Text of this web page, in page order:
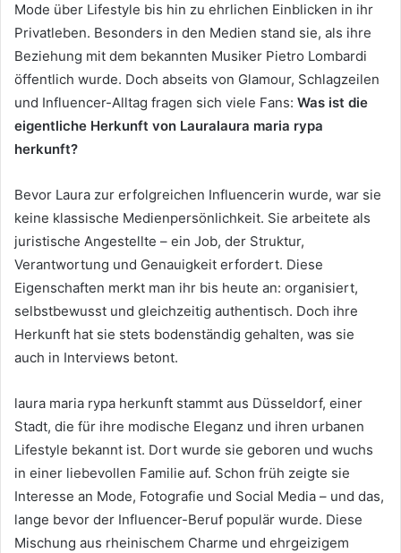
Mode über Lifestyle bis hin zu ehrlichen Einblicken in ihr
Privatleben. Besonders in den Medien stand sie, als ihre
Beziehung mit dem bekannten Musiker Pietro Lombardi
öffentlich wurde. Doch abseits von Glamour, Schlagzeilen
und Influencer-Alltag fragen sich viele Fans: Was ist die
eigentliche Herkunft von Lauralaura maria rypa
herkunft?
Bevor Laura zur erfolgreichen Influencerin wurde, war sie
keine klassische Medienpersönlichkeit. Sie arbeitete als
juristische Angestellte – ein Job, der Struktur,
Verantwortung und Genauigkeit erfordert. Diese
Eigenschaften merkt man ihr bis heute an: organisiert,
selbstbewusst und gleichzeitig authentisch. Doch ihre
Herkunft hat sie stets bodenständig gehalten, was sie
auch in Interviews betont.
laura maria rypa herkunft stammt aus Düsseldorf, einer
Stadt, die für ihre modische Eleganz und ihren urbanen
Lifestyle bekannt ist. Dort wurde sie geboren und wuchs
in einer liebevollen Familie auf. Schon früh zeigte sie
Interesse an Mode, Fotografie und Social Media – und das,
lange bevor der Influencer-Beruf populär wurde. Diese
Mischung aus rheinischem Charme und ehrgeizigem